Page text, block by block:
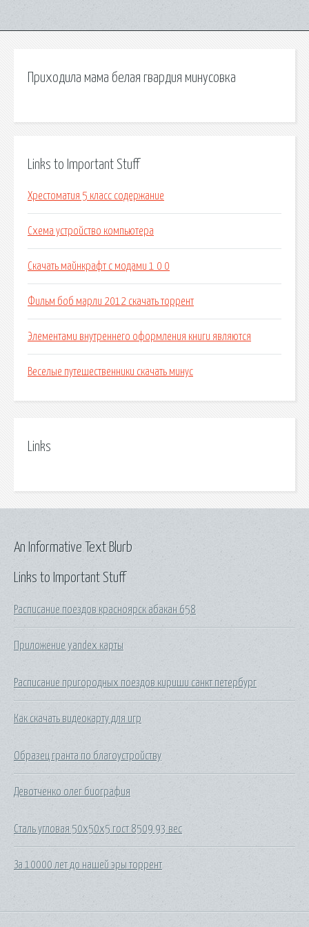
Приходила мама белая гвардия минусовка
Links to Important Stuff
Хрестоматия 5 класс содержание
Схема устройство компьютера
Скачать майнкрафт с модами 1 0 0
Фильм боб марли 2012 скачать торрент
Элементами внутреннего оформления книги являются
Веселые путешественники скачать минус
Links
Links to Important Stuff
Расписание поездов красноярск абакан 658
Приложение yandex карты
Расписание пригородных поездов кириши санкт петербург
Как скачать видеокарту для игр
Образец гранта по благоустройству
Девотченко олег биография
Сталь угловая 50х50х5 гост 8509 93 вес
За 10000 лет до нашей эры торрент
An Informative Text Blurb